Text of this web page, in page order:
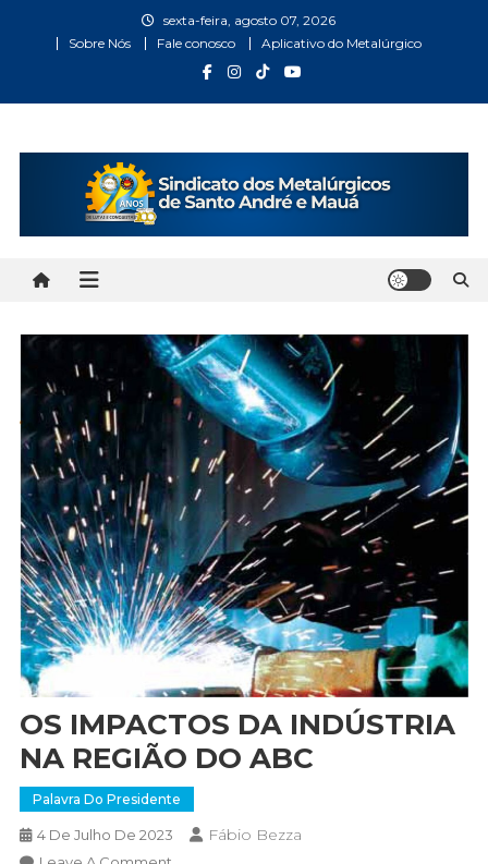
sexta-feira, agosto 07, 2026
Sobre Nós
Fale conosco Aplicativo do Metalúrgico
Metalúrgicos Santo André
e Mauá
OS IMPACTOS DA INDÚSTRIA
NA REGIÃO DO ABC
Palavra Do Presidente
4 De Julho De 2023 Fábio Bezza